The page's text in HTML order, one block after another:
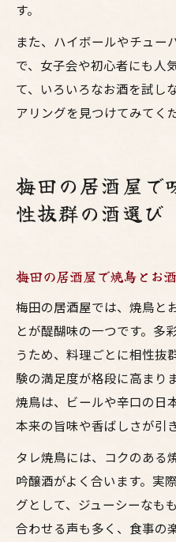
す。
また、ハイボールやチュー
で、女子会や初心者にも人
て、いろいろなお酒を試し
アリングを見つけてみてく
梅田の居酒屋で
性抜群の酒選び
梅田の居酒屋で焼鳥とお
梅田の居酒屋では、焼鳥と
とが醍醐味の一つです。多
うため、料理ごとに相性抜
験の満足度が格段に高まり
焼鳥は、ビールや辛口の日
本来の旨味や香ばしさが引
タレ焼鳥には、コクのある
吟醸酒がよく合います。実
グとして、ジューシーなも
合わせる声も多く、食事の